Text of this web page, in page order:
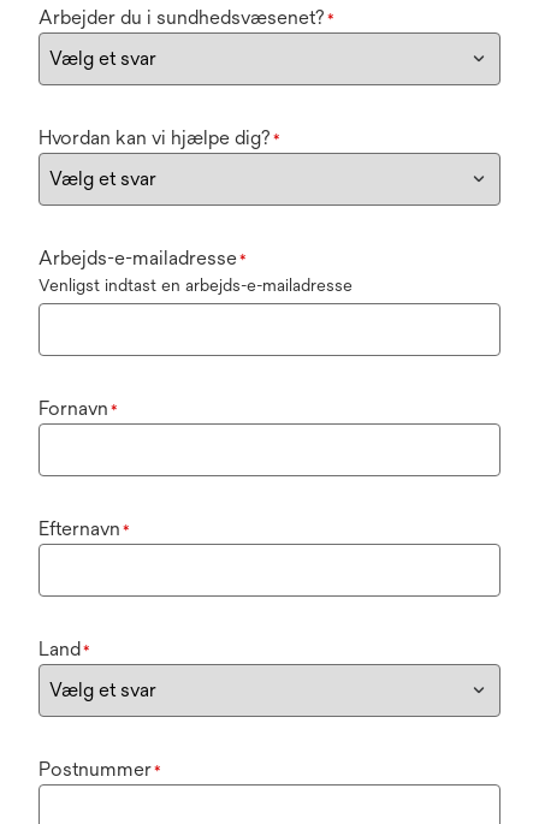
Arbejder du i sundhedsvæsenet? *
Hvordan kan vi hjælpe dig? *
Arbejds-e-mailadresse*
Venligst indtast en arbejds-e-mailadresse
Fornavn *
Efternavn *
Land*
Postnummer*